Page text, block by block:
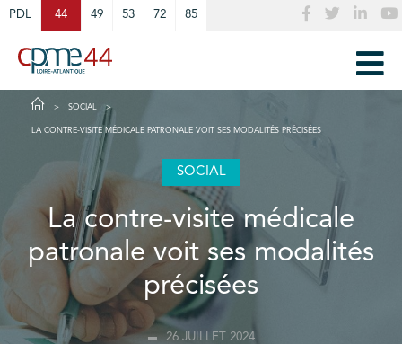
PDL 44 49 53 72 85
SOCIAL
LA CONTRE-VISITE MÉDICALE PATRONALE VOIT SES MODALITÉS PRÉCISÉES
SOCIAL
La contre-visite médicale
patronale voit ses modalités
précisées
26 JUILLET 2024
Cookies management panel